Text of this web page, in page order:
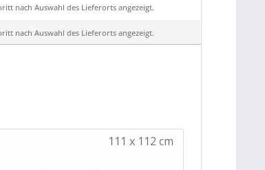
nach Auswahl des Lieferorts angezeigt.
nach Auswahl des Lieferorts angezeigt.